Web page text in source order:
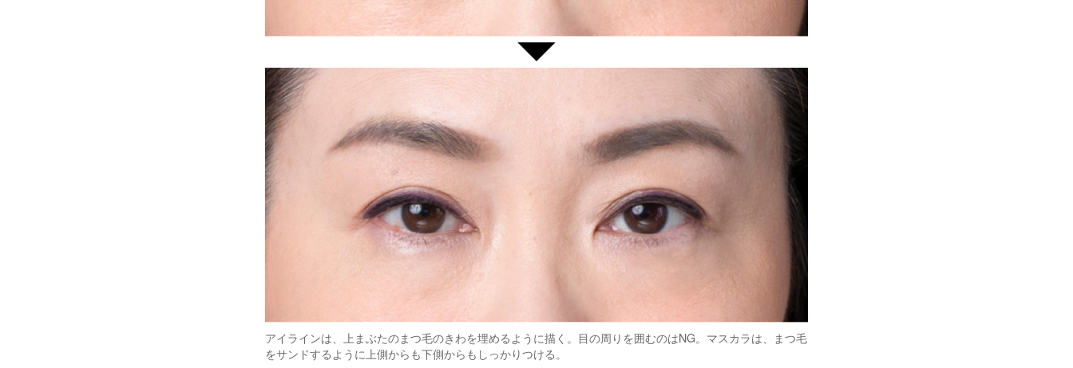
アイラインは、上まぶたのまつ毛のきわを埋めるように描く。目の周りを囲むのはNG。マスカラは、まつ毛
をサンドするように上側からも下側からもしっかりつける。